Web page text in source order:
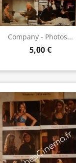
Company - Photos...
5,00 €